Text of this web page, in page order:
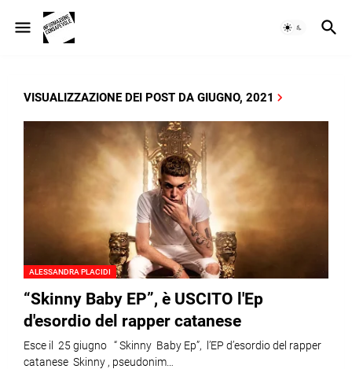
VISUALIZZAZIONE DEI POST DA GIUGNO, 2021
ALESSANDRA PLACIDI
“Skinny Baby EP”, è USCITO l'Ep
d'esordio del rapper catanese
Esce il 25 giugno “ Skinny Baby Ep”, l’EP d’esordio del rapper
catanese Skinny , pseudonim…